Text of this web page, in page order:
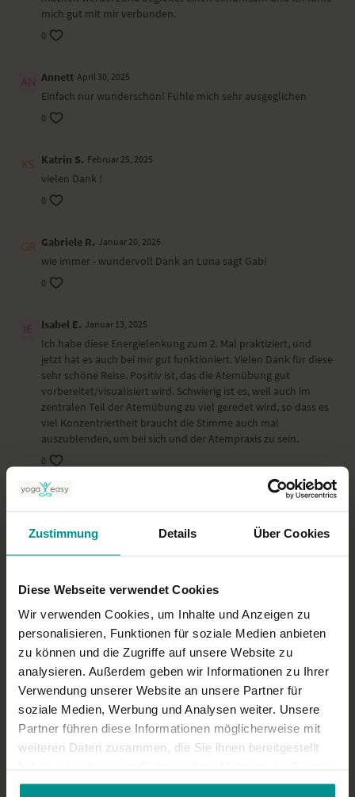
Zustimmung Details Über Cookies
Diese Webseite verwendet Cookies
Wir verwenden Cookies, um Inhalte und Anzeigen zu
personalisieren, Funktionen für soziale Medien anbieten
zu können und die Zugriffe auf unsere Website zu
analysieren. Außerdem geben wir Informationen zu Ihrer
Verwendung unserer Website an unsere Partner für
soziale Medien, Werbung und Analysen weiter. Unsere
Partner führen diese Informationen möglicherweise mit
weiteren Daten zusammen, die Sie ihnen bereitgestellt
gesammelt haben.
mich gut mit mir verbunden.
0
Annett April 30, 2025
Einfach nur wunderschön! Fühle mich sehr ausgeglichen
0
Katrin S. Februar 25, 2025
vielen Dank !
0
Gabriele R. Januar 20, 2025
wie immer - wundervoll Dank an Luna sagt Gabi
0
Isabel E. Januar 13, 2025
Ich habe diese Energielenkung zum 2. Mal praktiziert, und
jetzt hat es auch bei mir gut funktioniert. Vielen Dank für diese
sehr schöne Reise. Positiv ist, das die Atemübung gut
vorbereitet/visualisiert wird. Schwierig ist es, weil auch im
zentralen Teil der Atemübung zu viel geredet wird, so dass es
viel Konzentriertheit braucht die Stimme auch mal
auszublenden, um bei sich und der Atempraxis zu sein.
0
Lissa
Brigitte Dezember 04, 2024
Mehr laden
Ähnliche Videos